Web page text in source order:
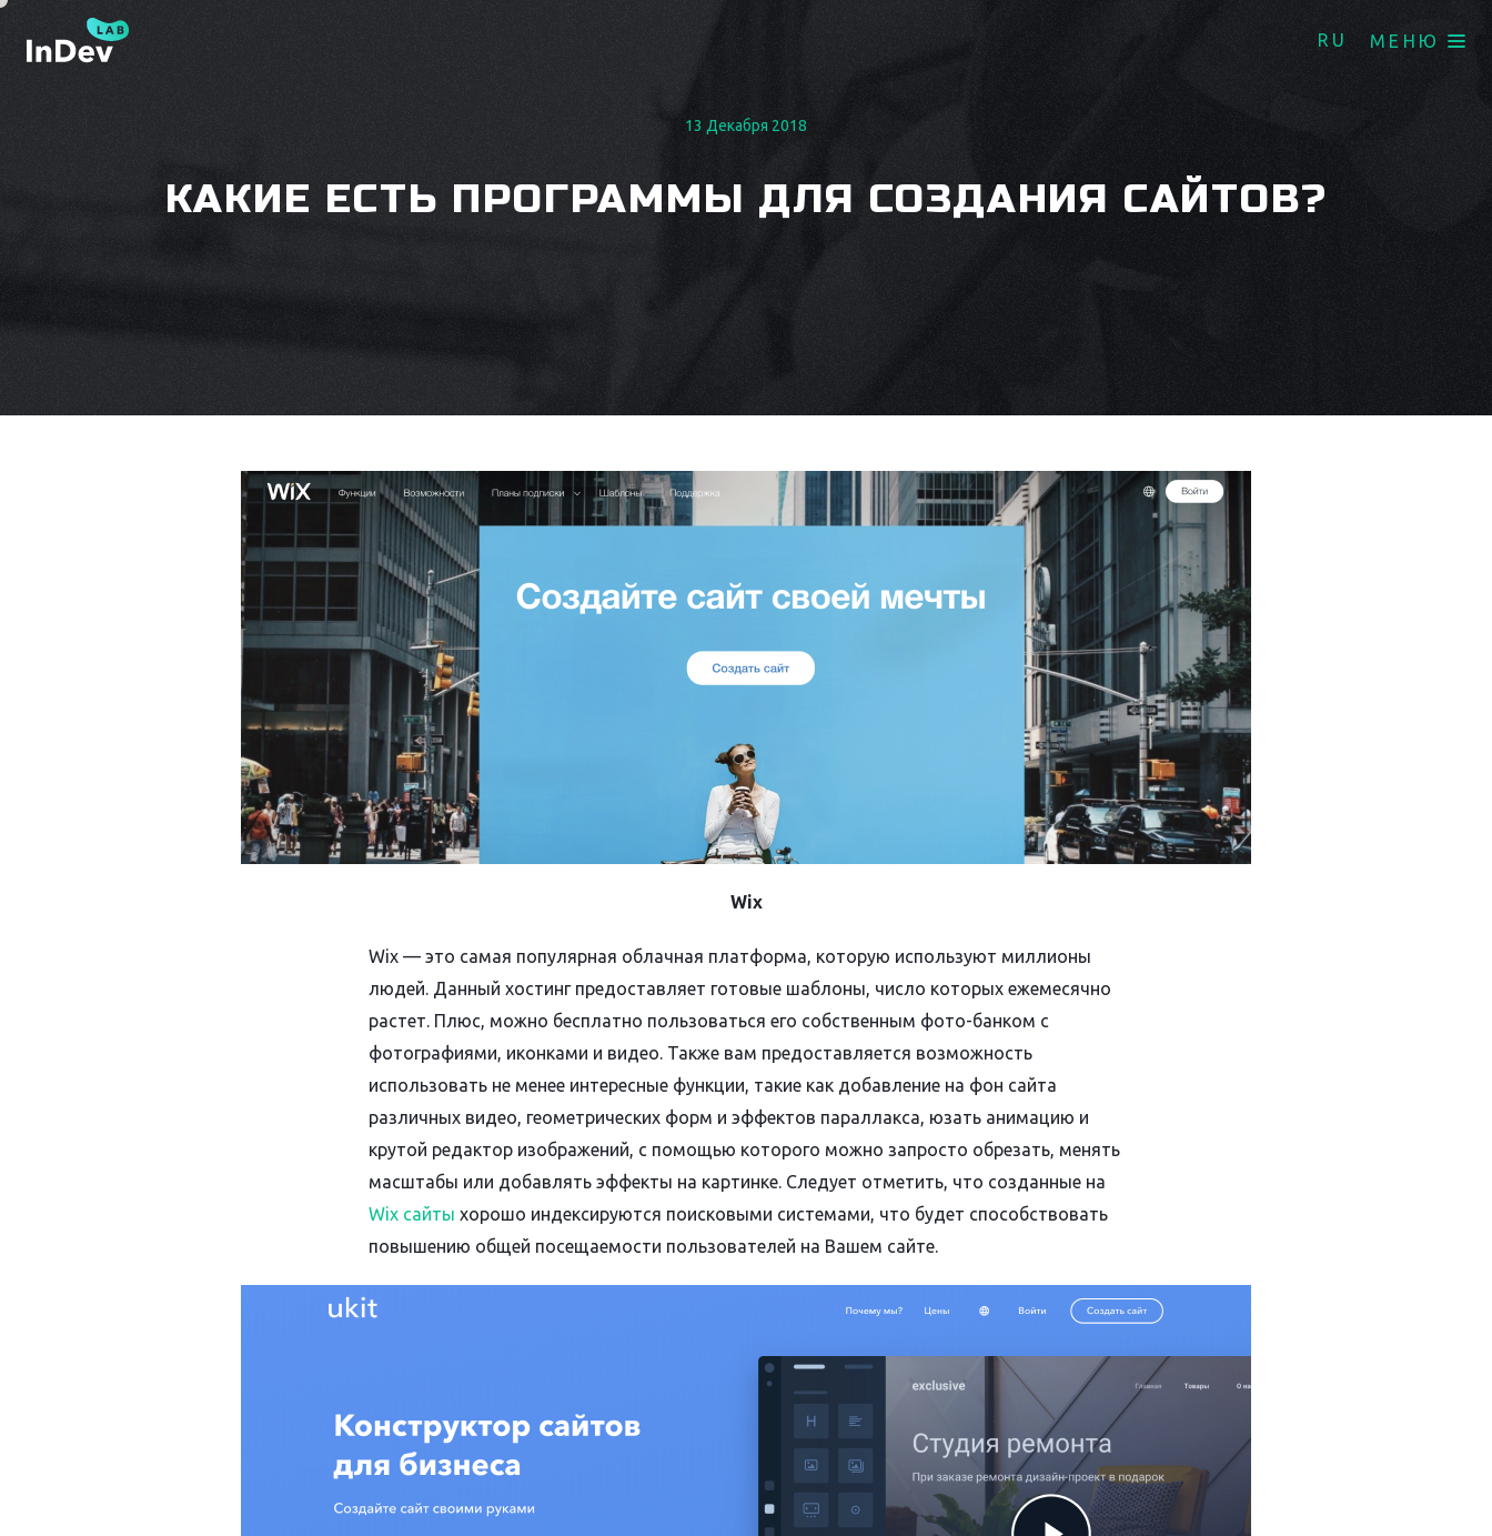
RU МЕНЮ
13 Декабря 2018
КАКИЕ ЕСТЬ ПРОГРАММЫ ДЛЯ СОЗДАНИЯ САЙТОВ?
Wix
Wix — это самая популярная облачная платформа, которую используют миллионы
людей. Данный хостинг предоставляет готовые шаблоны, число которых ежемесячно
растет. Плюс, можно бесплатно пользоваться его собственным фото-банком с
фотографиями, иконками и видео. Также вам предоставляется возможность
использовать не менее интересные функции, такие как добавление на фон сайта
различных видео, геометрических форм и эффектов параллакса, юзать анимацию и
крутой редактор изображений, с помощью которого можно запросто обрезать, менять
масштабы или добавлять эффекты на картинке. Следует отметить, что созданные на
Wix сайты хорошо индексируются поисковыми системами, что будет способствовать
повышению общей посещаемости пользователей на Вашем сайте.